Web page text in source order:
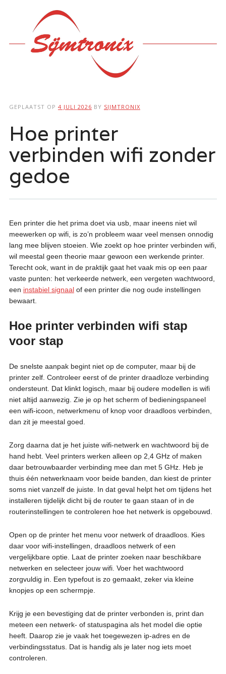
Hoofdmenu
GEPLAATST OP 4 JULI 2026 BY SIJMTRONIX
Hoe printer
verbinden wifi zonder
gedoe
Een printer die het prima doet via usb, maar ineens niet wil
meewerken op wifi, is zo’n probleem waar veel mensen onnodig
lang mee blijven stoeien. Wie zoekt op hoe printer verbinden wifi,
wil meestal geen theorie maar gewoon een werkende printer.
Terecht ook, want in de praktijk gaat het vaak mis op een paar
vaste punten: het verkeerde netwerk, een vergeten wachtwoord,
een instabiel signaalof een printer die nog oude instellingen
bewaart.
Hoe printer verbinden wifi stap
voor stap
De snelste aanpak begint niet op de computer, maar bij de
printer zelf. Controleer eerst of de printer draadloze verbinding
ondersteunt. Dat klinkt logisch, maar bij oudere modellen is wifi
niet altijd aanwezig. Zie je op het scherm of bedieningspaneel
een wifi-icoon, netwerkmenu of knop voor draadloos verbinden,
dan zit je meestal goed.
Zorg daarna dat je het juiste wifi-netwerk en wachtwoord bij de
hand hebt. Veel printers werken alleen op 2,4 GHz of maken
daar betrouwbaarder verbinding mee dan met 5 GHz. Heb je
thuis één netwerknaam voor beide banden, dan kiest de printer
soms niet vanzelf de juiste. In dat geval helpt het om tijdens het
installeren tijdelijk dicht bij de router te gaan staan of in de
routerinstellingen te controleren hoe het netwerk is opgebouwd.
Open op de printer het menu voor netwerk of draadloos. Kies
daar voor wifi-instellingen, draadloos netwerk of een
vergelijkbare optie. Laat de printer zoeken naar beschikbare
netwerken en selecteer jouw wifi. Voer het wachtwoord
zorgvuldig in. Een typefout is zo gemaakt, zeker via kleine
knopjes op een schermpje.
Krijg je een bevestiging dat de printer verbonden is, print dan
meteen een netwerk- of statuspagina als het model die optie
heeft. Daarop zie je vaak het toegewezen ip-adres en de
verbindingsstatus. Dat is handig als je later nog iets moet
controleren.